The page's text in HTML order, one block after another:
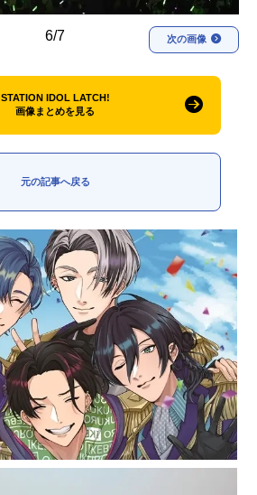
冬アニメ
FOLLOW US
6/7 次の画像
STATION IDOL LATCH!
画像まとめを見る
元の記事へ戻る